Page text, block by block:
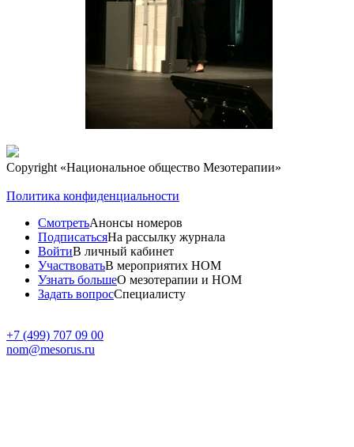
Copyright «Национальное общество Мезотерапии»
Политика конфиденциальности
СмотретьАнонсы номеров
ПодписатьсяНа рассылку журнала
ВойтиВ личный кабинет
УчаствоватьВ мероприятих НОМ
Узнать большеО мезотерапии и НОМ
Задать вопросСпециалисту
+7 (499) 707 09 00
nom@mesorus.ru